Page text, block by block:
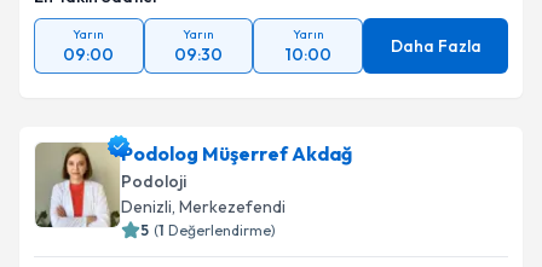
Yarın
09:00
Yarın
09:30
Yarın
10:00 Daha Fazla
Podolog Müşerref Akdağ
Podoloji
Denizli, Merkezefendi
5 (1 Değerlendirme)